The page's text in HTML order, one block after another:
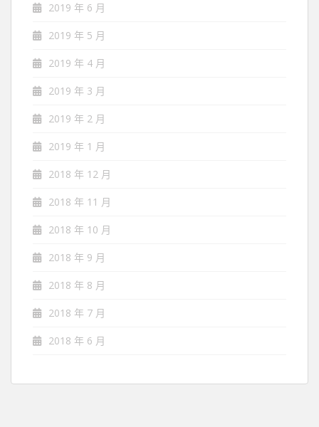
2019 年 6 月
2019 年 5 月
2019 年 4 月
2019 年 3 月
2019 年 2 月
2019 年 1 月
2018 年 12 月
2018 年 11 月
2018 年 10 月
2018 年 9 月
2018 年 8 月
2018 年 7 月
2018 年 6 月